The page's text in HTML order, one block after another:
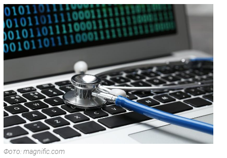
Рынок ПК
Маркетинг
Торговые сети
Оборудование
Outsourcing
Кадры
Регулирование
Финансы
Web
Безопасность
Фото: magnific.com